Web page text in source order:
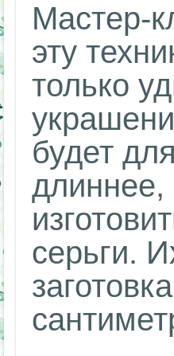
Мастер-
эту
только
будет
серьги.